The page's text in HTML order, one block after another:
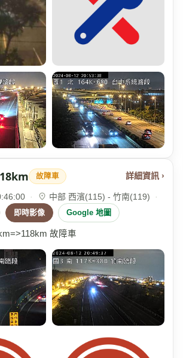
故障車 詳細資訊 ›
· 中部 西濱(115) - 竹南(119)
·
即時影像 Google 地圖
故障車